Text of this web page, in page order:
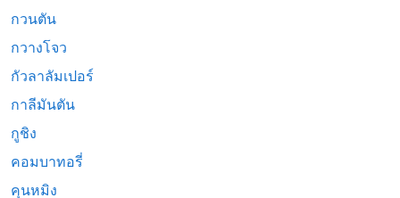
กวนตัน
กวางโจว
กัวลาลัมเปอร์
กาลีมันตัน
กูชิง
คอมบาทอรี่
คุนหมิง